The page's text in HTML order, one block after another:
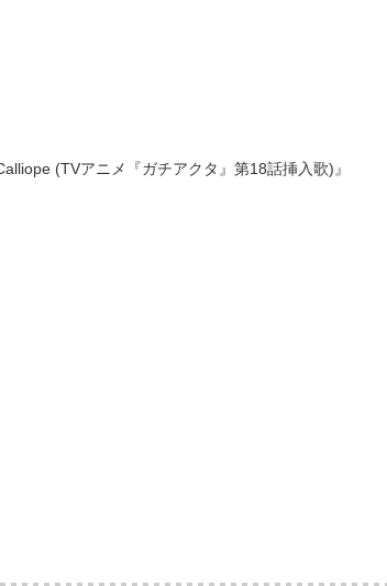
(TVアニメ『ガチアクタ』第18話挿入歌)』